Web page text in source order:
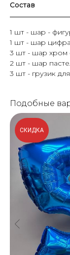
Состав
1 шт - шар -
1 шт - шар цифра
3 шт - шар хром
2 шт - шар
3 шт - грузик
Подобные
СКИДКА